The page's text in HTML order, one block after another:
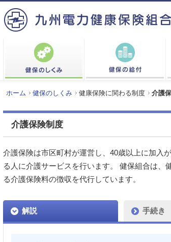
ホーム 健保のしくみ 健康保険に関わる制度 介護
介護保険制度
介護保険は市区町村が運営し、40歳以上に加入
る人に介護サービスを行います。 健保組合は
る介護保険料の徴収を代行しています。
解説 手続き